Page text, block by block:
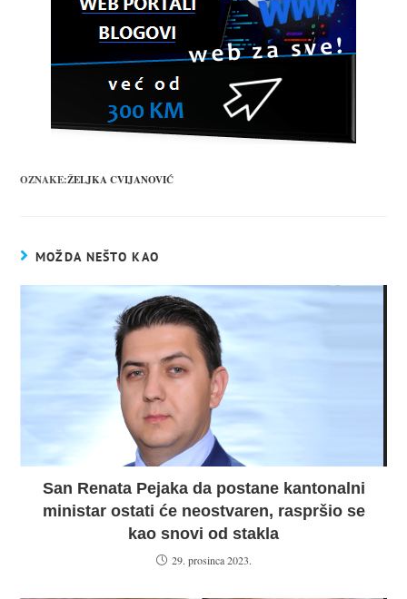
OZNAKE:ŽELJKA CVIJANOVIĆ
MOŽDA NEŠTO KAO
San Renata Pejaka da postane kantonalni
ministar ostati će neostvaren, raspršio se
kao snovi od stakla
29. prosinca 2023.